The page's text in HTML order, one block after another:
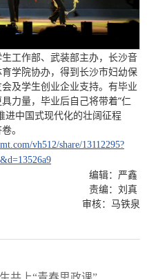
工作部、武装部主办，长沙音
学院协办，得到长沙市妇幼保
及学生创业企业支持。有毕业
力量，毕业后自己将带着“仁
进中国式现代化的壮阔征程
。
vh512/share/13112295?
编辑：严鑫
责编：刘真
审核：马铁泉